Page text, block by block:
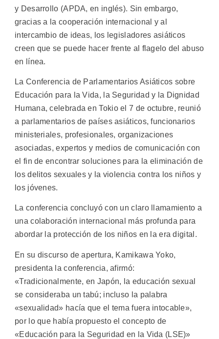
y Desarrollo (APDA, en inglés). Sin embargo,
gracias a la cooperación internacional y al
intercambio de ideas, los legisladores asiáticos
creen que se puede hacer frente al flagelo del abuso
en línea.
La Conferencia de Parlamentarios Asiáticos sobre
Educación para la Vida, la Seguridad y la Dignidad
Humana, celebrada en Tokio el 7 de octubre, reunió
a parlamentarios de países asiáticos, funcionarios
ministeriales, profesionales, organizaciones
asociadas, expertos y medios de comunicación con
el fin de encontrar soluciones para la eliminación de
los delitos sexuales y la violencia contra los niños y
los jóvenes.
La conferencia concluyó con un claro llamamiento a
una colaboración internacional más profunda para
abordar la protección de los niños en la era digital.
En su discurso de apertura, Kamikawa Yoko,
presidenta la conferencia, afirmó:
«Tradicionalmente, en Japón, la educación sexual
se consideraba un tabú; incluso la palabra
«sexualidad» hacía que el tema fuera intocable»,
por lo que había propuesto el concepto de
«Educación para la Seguridad en la Vida (LSE)»